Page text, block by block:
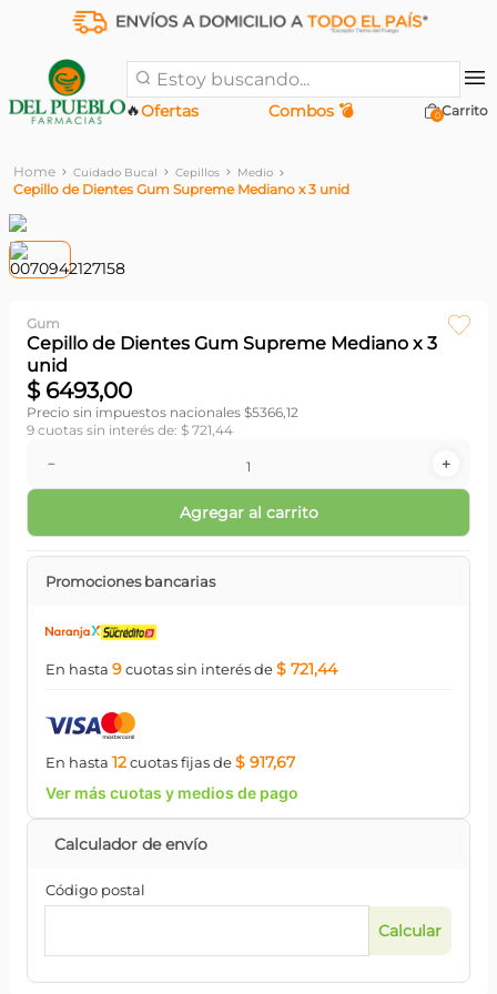
Estoy buscando...
Ofertas
🔥 Combos 💣 0
Cuidado Bucal Cepillos Medio
Cepillo de Dientes Gum Supreme Mediano x 3 unid
Gum
Cepillo de Dientes Gum Supreme Mediano x 3
unid
$ 6493,00
Precio sin impuestos nacionales $5366,12
9 cuotas sin interés de: $ 721,44
＋
－
Agregar al carrito
Promociones bancarias
En hasta 9cuotassin interésde$ 721,44
En hasta 12cuotasfijasde$ 917,67
Ver más cuotas y medios de pago
Código postal